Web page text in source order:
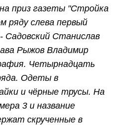
приз газеты "Стройка
ряду слева первый
Станислав
Рыжов Владимир
Четырнадцать
Одеты в
и чёрные трусы. На
3 и название
скрученные в